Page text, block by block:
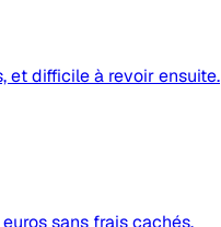
et difficile à revoir ensuite.
sans frais cachés.